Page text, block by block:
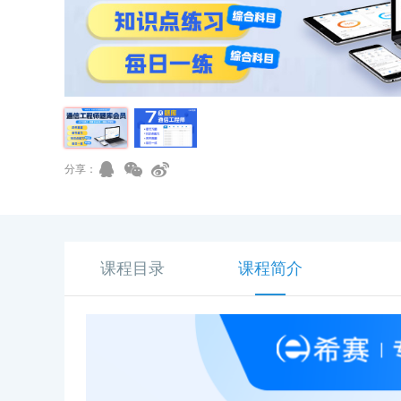
分享：
课程目录 课程简介